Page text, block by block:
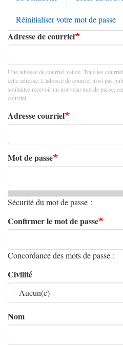
Onglets
principaux
Réinitialiser votre mot de passe
Adresse de courriel
Une adresse de courriel valide. Tous les
cette adresse. L'adresse de courriel n'est pas
souhaitez recevoir un nouveau mot de passe,
courriel.
Adresse courriel
Mot de passe
Sécurité du mot de passe :
Confirmer le mot de passe
Concordance des mots de passe :
Civilité
Nom